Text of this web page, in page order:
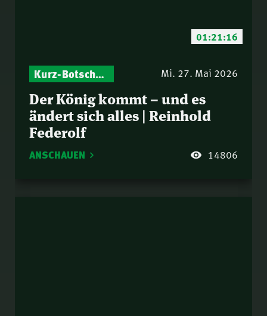
01:21:16
Israel – Biblische Perspektiven & aktuelle Einordnungen
Kurz-Botschaften – Biblische Impulse mit Zukunft im Blick Mi. 27. Mai 2026
Der König kommt – und es
ändert sich alles | Reinhold
Federolf
ANSCHAUEN 14806